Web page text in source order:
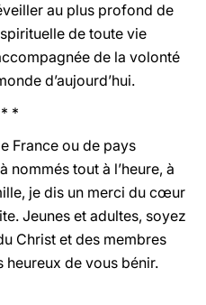
au plus profond de
de toute vie
de la volonté
d’aujourd’hui.
*
France ou de pays
nommés tout à l’heure, à
je dis un merci du cœur
Jeunes et adultes, soyez
Christ et des membres
heureux de vous bénir.